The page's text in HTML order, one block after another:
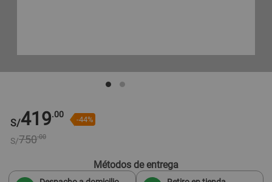
S/419.00 -44%
S/750.00
Métodos de entrega